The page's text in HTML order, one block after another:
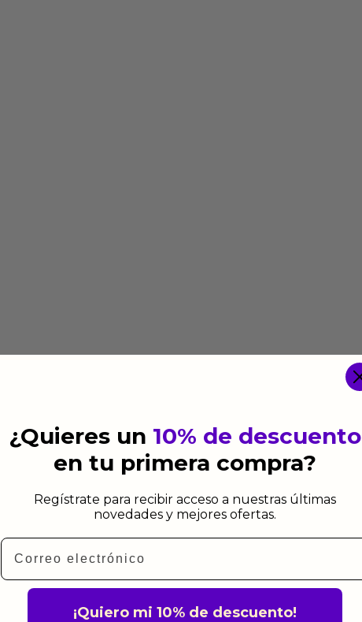
¿Quieres un 10% de descuento
en tu primera compra?
Regístrate para recibir acceso a nuestras últimas
novedades y mejores ofertas.
Email
¡Quiero mi 10% de descuento!